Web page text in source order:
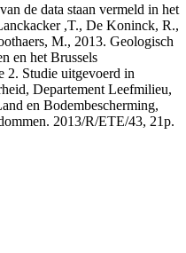
de data staan vermeld in het
,T., De Koninck, R.,
M., 2013. Geologisch
en het Brussels
2. Studie uitgevoerd in
Departement Leefmilieu,
en Bodembescherming,
2013/R/ETE/43, 21p.